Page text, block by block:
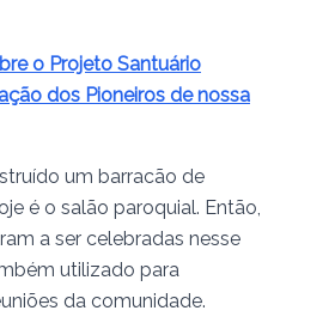
o Projeto Santuário
dos Pioneiros de nossa
um barracão de
é o salão paroquial. Então,
a ser celebradas nesse
utilizado para
da comunidade.